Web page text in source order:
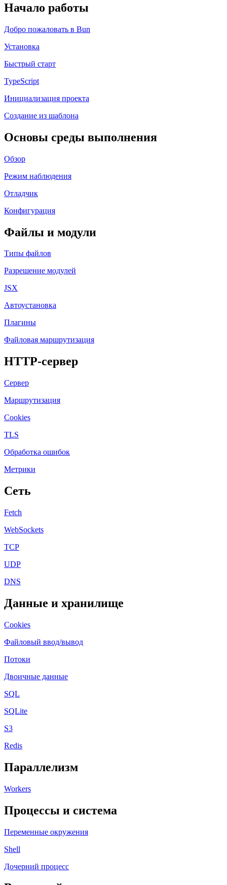
Начало работы
Добро пожаловать в Bun
Установка
Быстрый старт
TypeScript
Инициализация проекта
Создание из шаблона
Основы среды выполнения
Обзор
Режим наблюдения
Отладчик
Конфигурация
Файлы и модули
Типы файлов
Разрешение модулей
JSX
Автоустановка
Плагины
Файловая маршрутизация
HTTP-сервер
Сервер
Маршрутизация
Cookies
TLS
Обработка ошибок
Метрики
Сеть
Fetch
WebSockets
TCP
UDP
DNS
Данные и хранилище
Cookies
Файловый ввод/вывод
Потоки
Двоичные данные
SQL
SQLite
S3
Redis
Параллелизм
Workers
Процессы и система
Переменные окружения
Shell
Дочерний процесс